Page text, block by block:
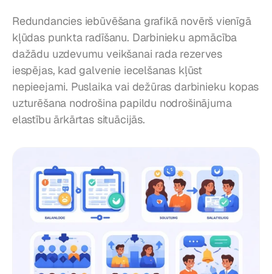
Redundancies iebūvēšana grafikā novērš vienīgā
kļūdas punkta radīšanu. Darbinieku apmācība
dažādu uzdevumu veikšanai rada rezerves
iespējas, kad galvenie iecelšanas kļūst
nepieejami. Puslaika vai dežūras darbinieku kopas
uzturēšana nodrošina papildu nodrošinājuma
elastību ārkārtas situācijās.